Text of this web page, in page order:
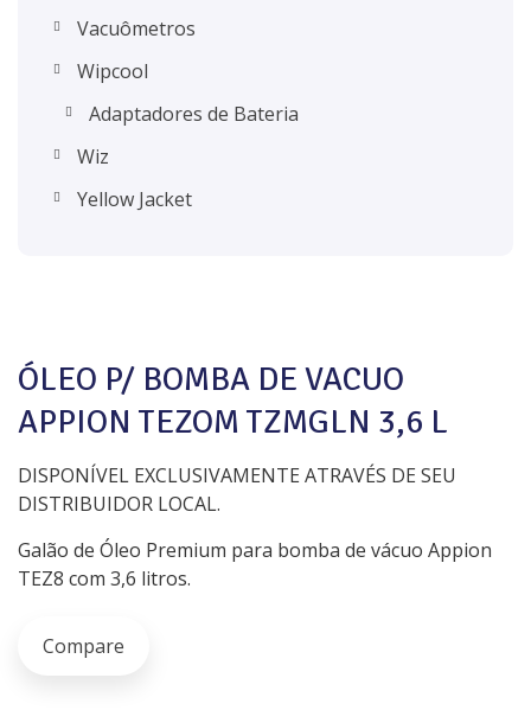
ÓLEO P/ BOMBA DE VACUO
APPION TEZOM TZMGLN 3,6 L
DISPONÍVEL EXCLUSIVAMENTE ATRAVÉS DE SEU
DISTRIBUIDOR LOCAL.
Galão de Óleo Premium para bomba de vácuo Appion
TEZ8 com 3,6 litros.
Compare
Vacuômetros
Wipcool
Adaptadores de Bateria
Wiz
Yellow Jacket